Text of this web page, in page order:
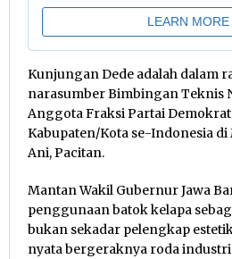
Kunjungan Dede adalah dalam
narasumber Bimbingan Teknis
Anggota Fraksi Partai
Kabupaten/Kota se-Indonesia di
Ani, Pacitan.
Mantan Wakil Gubernur Jawa
penggunaan batok kelapa
bukan sekadar pelengkap
nyata bergeraknya roda